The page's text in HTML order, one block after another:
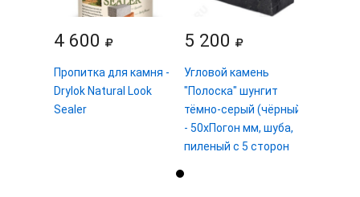
4 600
Пропитка для камня -
Drylok Natural Look
Sealer
5 200
Угловой камень
"Полоска" шунгит
тёмно-серый (чёрный)
- 50хПогон мм, шуба,
пиленый с 5 сторон